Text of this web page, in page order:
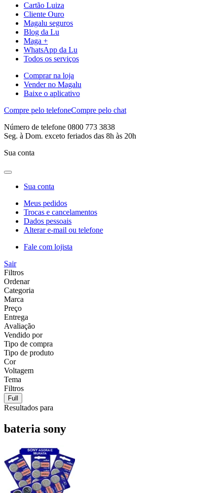
Cartão Luiza
Cliente Ouro
Magalu seguros
Blog da Lu
Maga +
WhatsApp da Lu
Todos os serviços
Comprar na loja
Vender no Magalu
Baixe o aplicativo
Compre pelo telefoneCompre pelo chat
Número de telefone 0800 773 3838
Seg. à Dom. exceto feriados das 8h às 20h
Sua conta
Sua conta
Meus pedidos
Trocas e cancelamentos
Dados pessoais
Alterar e-mail ou telefone
Fale com lojista
Sair
Filtros
Ordenar
Categoria
Marca
Preço
Entrega
Avaliação
Vendido por
Tipo de compra
Tipo de produto
Cor
Voltagem
Tema
Filtros
Full
Resultados para
bateria sony